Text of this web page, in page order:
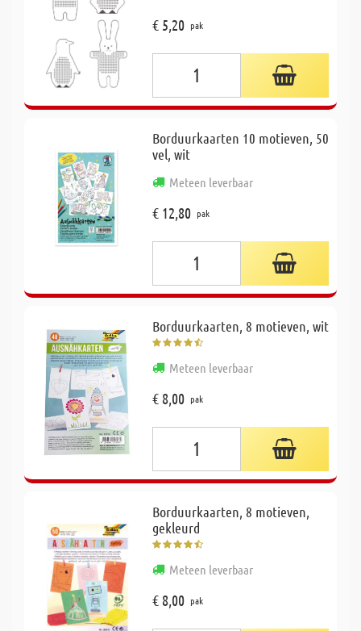
€ 5,20 pak
Borduurkaarten 10 motieven, 50
vel, wit
Meteen leverbaar
€ 12,80 pak
Borduurkaarten, 8 motieven, wit
Meteen leverbaar
€ 8,00 pak
Borduurkaarten, 8 motieven,
gekleurd
Meteen leverbaar
€ 8,00 pak